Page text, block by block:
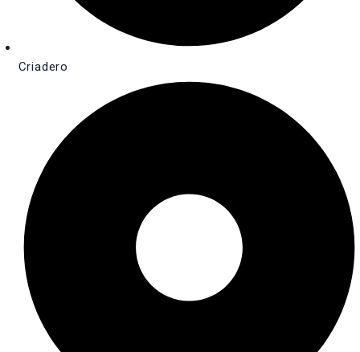
Criadero